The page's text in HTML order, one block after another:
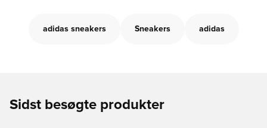
adidas sneakers Sneakers adidas
Sidst besøgte produkter